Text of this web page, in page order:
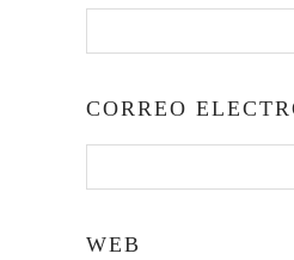
CORREO
WEB